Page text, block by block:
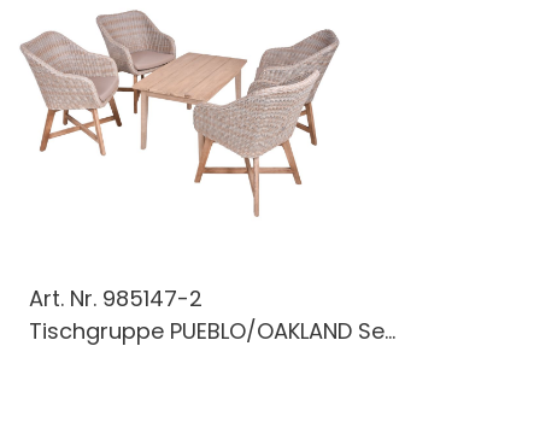
Art. Nr. 985147-2
Tischgruppe PUEBLO/OAKLAND Se...